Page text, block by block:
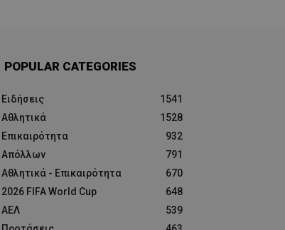
POPULAR CATEGORIES
Ειδήσεις
1541
Αθλητικά
1528
Επικαιρότητα
932
Απόλλων
791
Αθλητικά - Επικαιρότητα
670
2026 FIFA World Cup
648
ΑΕΛ
539